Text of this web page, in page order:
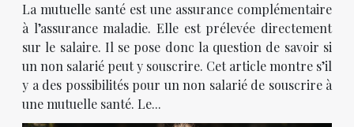
La mutuelle santé est une assurance complémentaire
à l’assurance maladie. Elle est prélevée directement
sur le salaire. Il se pose donc la question de savoir si
un non salarié peut y souscrire. Cet article montre s’il
y a des possibilités pour un non salarié de souscrire à
une mutuelle santé. Le...